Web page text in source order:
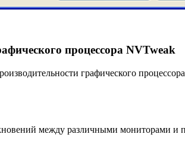
процессора NVTweak
графического
между различными мониторами и